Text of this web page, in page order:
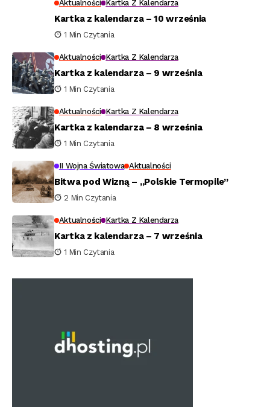
Aktualności Kartka Z Kalendarza
Kartka z kalendarza – 10 września
1 Min Czytania
Aktualności Kartka Z Kalendarza
Kartka z kalendarza – 9 września
1 Min Czytania
Aktualności Kartka Z Kalendarza
Kartka z kalendarza – 8 września
1 Min Czytania
II Wojna Światowa Aktualności
Bitwa pod Wizną – „Polskie Termopile”
2 Min Czytania
Aktualności Kartka Z Kalendarza
Kartka z kalendarza – 7 września
1 Min Czytania